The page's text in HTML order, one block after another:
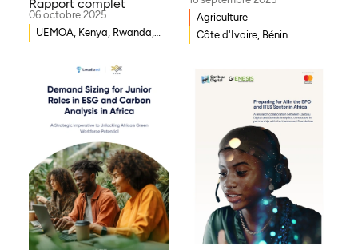
Rapport complet
06 octobre 2025
UEMOA, Kenya, Rwanda,
Bissau, Djibouti,
Mozambique, Égypte,
Bénin, Ghana, Sénégal,
Zambie, Ouganda, Côte
d'Ivoire, Sierra Leone,
Erythrée, Gambie, Eswatini,
République démocratique
du Congo, Tanzanie,
Nigéria, Zimbabwe, Sud
Soudan, Afrique du Sud,
Cameroun, Éthiopie, Niger,
Agriculture
Côte d'Ivoire, Bénin